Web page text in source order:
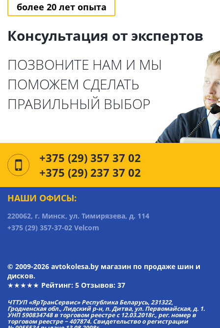
более 20 лет опыта
Консультация от экспертов
ПОЗВОНИТЕ НАМ И МЫ
ПОМОЖЕМ СДЕЛАТЬ
ПРАВИЛЬНЫЙ ВЫБОР
+375 (29) 357 37 02
+375 (29) 237 37 02
НАШИ ОФИСЫ:
220062, г. Минск, ул. Тимирязева, д. 114
+375 (29) 357-37-02 Velcom
© 2009-2026 avtokolesa.by магазин по продаже шин и
дисков.
★★★★★ Рейтинг: 5 Отзывов: 37
ЧТТУП «ЯрТранСервис» Республика Беларусь, 231322,
Гродненская обл., Лидский р-н, п. Дитва, ул. Первомайская, д. 1.
УНП 590834748 в торговом реестре с 12.03.2018г., рег. номер в
торговом реестре − 407874. Свидетельство о регистрации